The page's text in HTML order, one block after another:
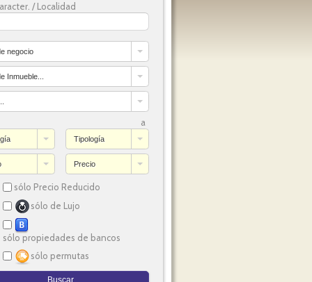
/ Localidad
negocio
Inmueble...
a
Tipología
Precio
sólo Precio Reducido
sólo de Lujo
sólo propiedades de bancos
sólo permutas